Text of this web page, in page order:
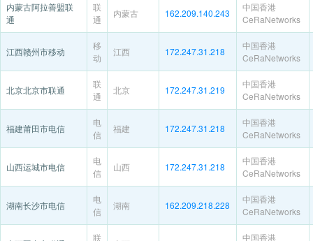
内蒙古阿拉善盟联
通
联
通
内蒙古 162.209.140.243
中国香港
CeRaNetworks
江西赣州市移动
移
动
江西 172.247.31.218
中国香港
CeRaNetworks
北京北京市联通
联
通
北京 172.247.31.219
中国香港
CeRaNetworks
福建莆田市电信
电
信
福建 172.247.31.218
中国香港
CeRaNetworks
山西运城市电信
电
信
山西 172.247.31.218
中国香港
CeRaNetworks
湖南长沙市电信
电
信
湖南 162.209.218.228
中国香港
CeRaNetworks
联
中国香港